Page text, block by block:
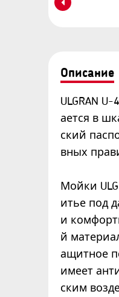
Описание
ULGRAN
ается в
ский
вных
Мойки
итье под
и
й
ащитное
имеет
ским